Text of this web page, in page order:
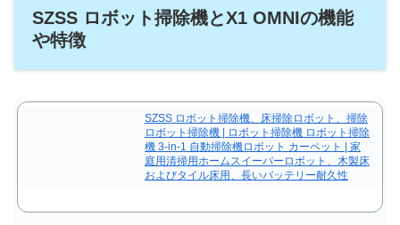
SZSS ロボット掃除機とX1 OMNIの機能
や特徴
SZSS ロボット掃除機、床掃除ロボット、掃除
ロボット掃除機 | ロボット掃除機 ロボット掃除
機 3-in-1 自動掃除機ロボット カーペット | 家
庭用清掃用ホームスイーパーロボット、木製床
およびタイル床用、長いバッテリー耐久性